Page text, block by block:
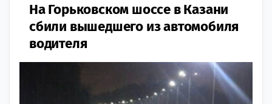
На Горьковском шоссе в Казани
сбили вышедшего из автомобиля
водителя